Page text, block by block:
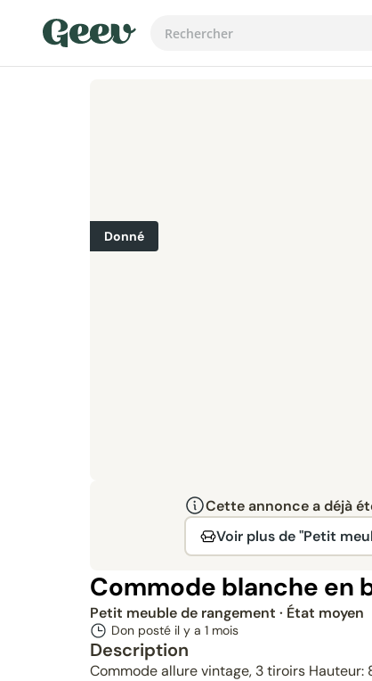
Donné
Cette annonce a déjà
Voir plus de "Petit
Commode blanche en
Petit meuble de rangement · État moyen
Don posté il y a 1 mois
Description
Commode allure vintage, 3 tiroirs Hauteur: